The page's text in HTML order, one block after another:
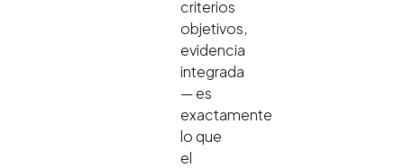
criterios
objetivos,
evidencia
integrada
— es
exactamente
lo que
el